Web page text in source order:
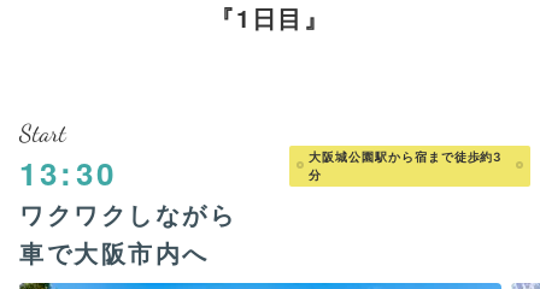
1日目
Start
13:30
大阪城公園駅から宿まで徒歩約3
分
ワクワクしながら
車で大阪市内へ